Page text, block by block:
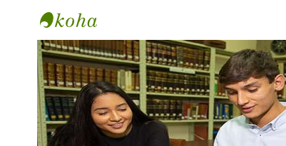
Biblioteca Universidad Monteávila